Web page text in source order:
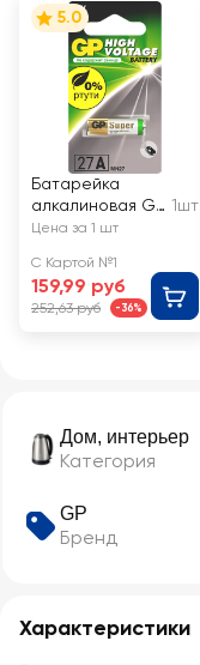
Дом, интерьер
Категория
GP
Бренд
Характеристики
5.0
Батарейка
алкалиновая GP
27A (MN27) 12V
1шт
Цена за 1 шт
С Картой №1
159,99 руб
252,63 руб -36%